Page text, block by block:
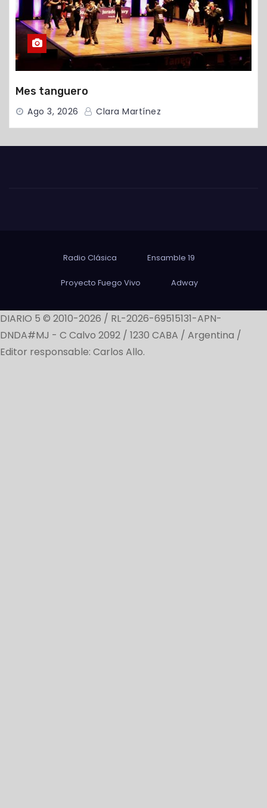
Mes tanguero
Ago 3, 2026 Clara Martínez
Radio Clásica Ensamble 19
Proyecto Fuego Vivo Adway
DIARIO 5 © 2010-2026 / RL-2026-69515131-APN-
DNDA#MJ - C Calvo 2092 / 1230 CABA / Argentina /
Editor responsable: Carlos Allo.